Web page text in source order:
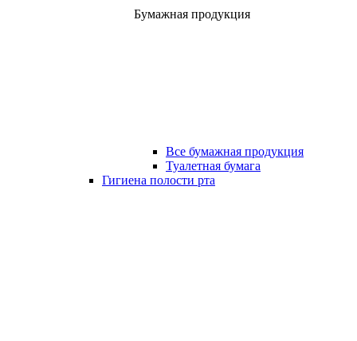
Бумажная продукция
Все бумажная продукция
Туалетная бумага
Гигиена полости рта